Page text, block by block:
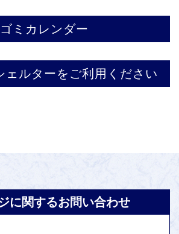
ゴミカレンダー
ェルターをご利用ください
に関するお問い合わせ